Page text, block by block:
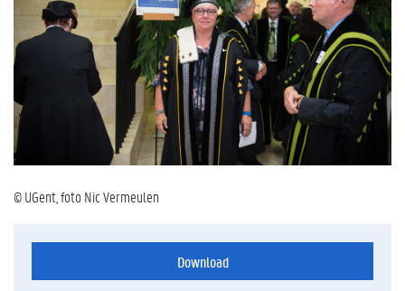
© UGent, foto Nic Vermeulen
Download